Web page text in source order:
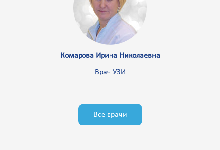
Комарова Ирина Николаевна
Врач УЗИ
Все врачи